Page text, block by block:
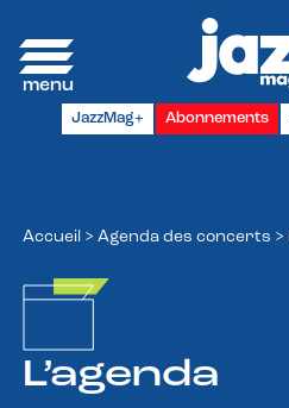
JazzMag+ Abonnements
Accueil > Agenda des concerts >
L’agenda